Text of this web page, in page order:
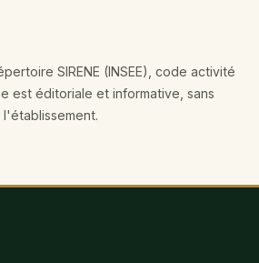
SIRENE (INSEE), code activité
est éditoriale et informative, sans